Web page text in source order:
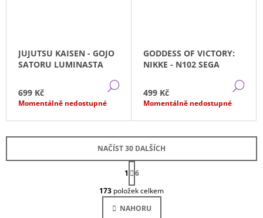
JUJUTSU KAISEN - GOJO
SATORU LUMINASTA
699 Kč
DETAIL
Momentálně nedostupné
GODDESS OF VICTORY:
NIKKE - N102 SEGA
499 Kč
Momentálně nedostupné
O
V
L
NAČÍST 30 DALŠÍCH
S
T
R
Á
N
K
1
6
173 položek celkem
NAHORU